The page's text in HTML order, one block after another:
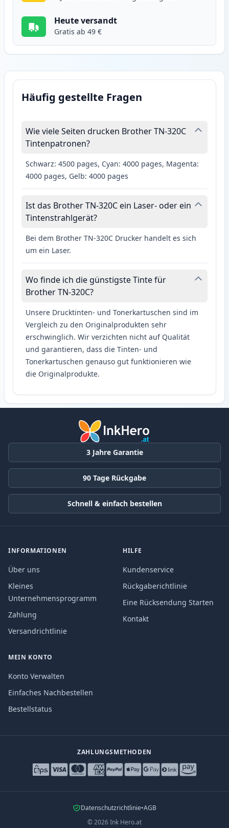
Heute versandt
Gratis ab 49 €
Häufig gestellte Fragen
Wie viele Seiten drucken Brother TN-320C
Tintenpatronen?
Schwarz: 4500 pages, Cyan: 4000 pages, Magenta:
4000 pages, Gelb: 4000 pages
Ist das Brother TN-320C ein Laser- oder ein
Tintenstrahlgerät?
Bei dem Brother TN-320C Drucker handelt es sich
um ein Laser.
Wo finde ich die günstigste Tinte für
Brother TN-320C?
Unsere Drucktinten- und Tonerkartuschen sind im
Vergleich zu den Originalprodukten sehr
erschwinglich. Wir verzichten nicht auf Qualität
und garantieren, dass die Tinten- und
Tonerkartuschen genauso gut funktionieren wie
die Originalprodukte.
3 Jahre Garantie
90 Tage Rückgabe
Schnell & einfach bestellen
INFORMATIONEN
Über uns
Kleines
Unternehmensprogramm
Zahlung
Versandrichtlinie
HILFE
Kundenservice
Rückgaberichtlinie
Eine Rücksendung Starten
Kontakt
MEIN KONTO
Konto Verwalten
Einfaches Nachbestellen
Bestellstatus
ZAHLUNGSMETHODEN
Datenschutzrichtlinie•AGB
©2026Ink Hero.at